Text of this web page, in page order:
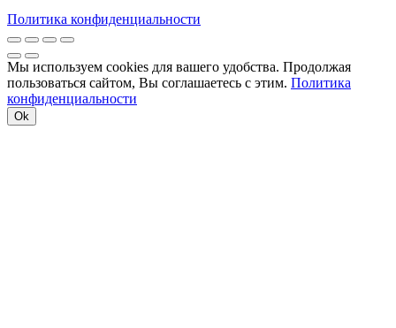
Политика конфиденциальности
Мы используем cookies для вашего удобства. Продолжая
пользоваться сайтом, Вы соглашаетесь с этим. Политика
конфиденциальности
Ok